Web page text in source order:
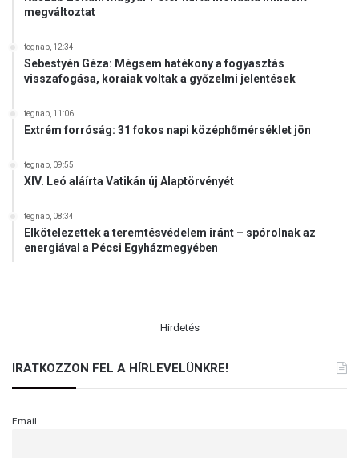
megváltoztat
tegnap, 12:34
Sebestyén Géza: Mégsem hatékony a fogyasztás
visszafogása, koraiak voltak a győzelmi jelentések
tegnap, 11:06
Extrém forróság: 31 fokos napi középhőmérséklet jön
tegnap, 09:55
XIV. Leó aláírta Vatikán új Alaptörvényét
tegnap, 08:34
Elkötelezettek a teremtésvédelem iránt – spórolnak az
energiával a Pécsi Egyházmegyében
.
Hirdetés
IRATKOZZON FEL A HÍRLEVELÜNKRE!
Email